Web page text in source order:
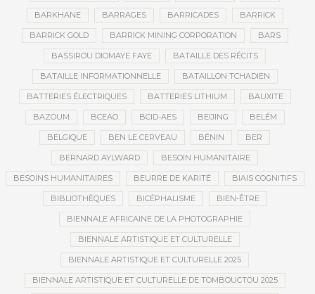
BARKHANE BARRAGES BARRICADES BARRICK
BARRICK GOLD BARRICK MINING CORPORATION BARS
BASSIROU DIOMAYE FAYE BATAILLE DES RÉCITS
BATAILLE INFORMATIONNELLE BATAILLON TCHADIEN
BATTERIES ÉLECTRIQUES BATTERIES LITHIUM BAUXITE
BAZOUM BCEAO BCID-AES BEIJING BELÉM
BELGIQUE BEN LE CERVEAU BÉNIN BER
BERNARD AYLWARD BESOIN HUMANITAIRE
BESOINS HUMANITAIRES BEURRE DE KARITÉ BIAIS COGNITIFS
BIBLIOTHÈQUES BICÉPHALISME BIEN-ÊTRE
BIENNALE AFRICAINE DE LA PHOTOGRAPHIE
BIENNALE ARTISTIQUE ET CULTURELLE
BIENNALE ARTISTIQUE ET CULTURELLE 2025
BIENNALE ARTISTIQUE ET CULTURELLE DE TOMBOUCTOU 2025